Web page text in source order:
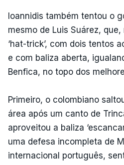
Ioannidis também tentou o
mesmo de Luis Suárez,
‘hat-trick’, com dois tentos
e com baliza aberta,
Benfica, no topo dos
Primeiro, o colombiano
área após um canto de
aproveitou a baliza
uma defesa incompleta de
internacional português,